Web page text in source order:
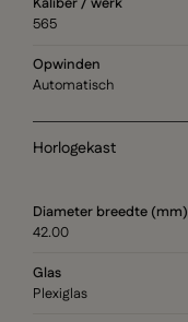
565
Opwinden
Automatisch
Horlogekast
Diameter breedte (mm)
42.00
Glas
Plexiglas